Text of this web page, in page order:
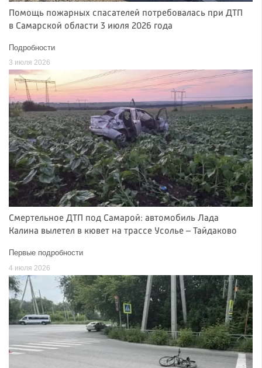
Помощь пожарных спасателей потребовалась при ДТП
в Самарской области 3 июля 2026 года
Подробности
3 июля 2026
Смертельное ДТП под Самарой: автомобиль Лада
Калина вылетел в кювет на трассе Усолье – Тайдаково
Первые подробности
4 июля 2026